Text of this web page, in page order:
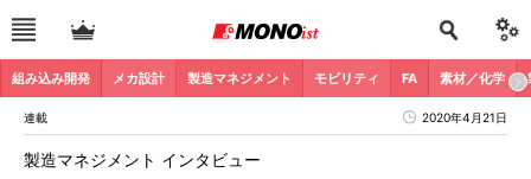
組み込み開発 メカ設計 製造マネジメント モビリティ FA 素材／化学
連載 2020年4月21日
製造マネジメント インタビュー